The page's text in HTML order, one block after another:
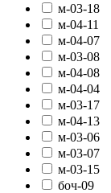
м-03-18
м-04-11
м-04-07
м-03-08
м-04-08
м-04-04
м-03-17
м-04-13
м-03-06
м-03-07
м-03-15
боч-09